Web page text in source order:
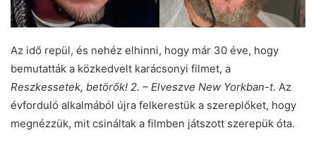
Az idő repül, és nehéz elhinni, hogy már 30 éve, hogy
bemutatták a közkedvelt karácsonyi filmet, a
Reszkessetek, betörők! 2. – Elveszve New Yorkban-t. Az
évforduló alkalmából újra felkerestük a szereplőket, hogy
megnézzük, mit csináltak a filmben játszott szerepük óta.